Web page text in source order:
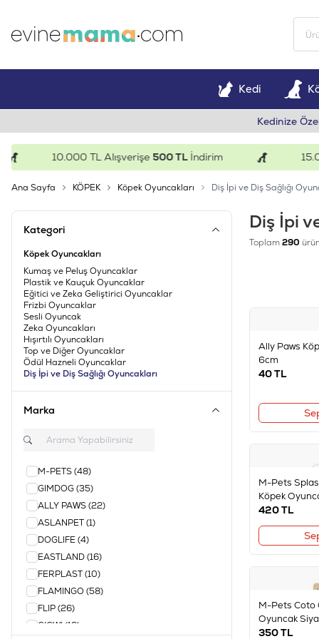
Kedi
Kedinize
10.000 TL Alışverişe500 TLİndirim 15.000
Ana Sayfa KÖPEK Köpek Oyuncakları Diş İpi ve Diş Sağlığı
Kategori
Köpek Oyuncakları
Kumaş ve Peluş Oyuncaklar
Plastik ve Kauçuk Oyuncaklar
Eğitici ve Zeka Geliştirici Oyuncaklar
Frizbi Oyuncaklar
Sesli Oyuncak
Zeka Oyuncakları
Hışırtılı Oyuncakları
Top ve Diğer Oyuncaklar
Ödül Hazneli Oyuncaklar
Diş İpi ve Diş Sağlığı Oyuncakları
Marka
M-PETS(48)
GIMDOG(35)
ALLY PAWS(22)
ASLANPET(1)
DOGLIFE(4)
EASTLAND(16)
FERPLAST(10)
FLAMINGO (58)
FLIP(26)
GIGWI (12)
Diş İpi
Toplam290
Ally Paws
6cm
40TL
M-Pets
Köpek
420TL
M-Pets Coto
Oyuncak
350TL